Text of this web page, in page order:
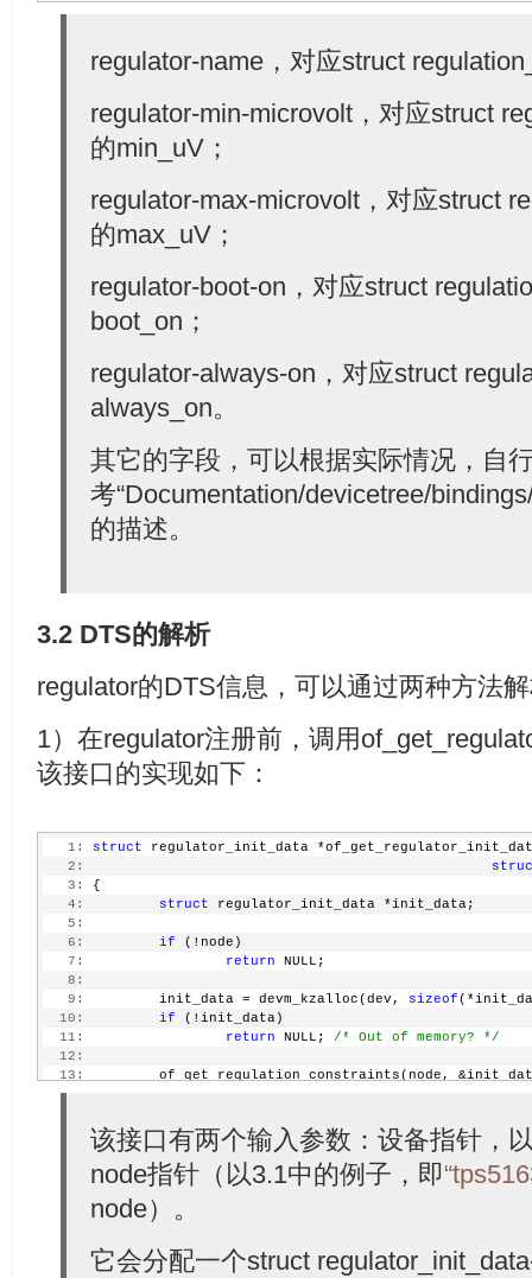
regulator-name，对应struct
regulator-min-microvolt，对应struct
的min_uV；
regulator-max-microvolt，对应struct
的max_uV；
regulator-boot-on，对应struct
boot_on；
regulator-always-on，对应struct
always_on。
其它的字段，可以根据实际情况，自
考“Documentation/devicetree/
的描述。
3.2 DTS的解析
regulator的DTS信息，可以通过两种方法
1）在regulator注册前，调用
该接口的实现如下：
   1:
struct regulator_init_data
   2:
   3:
{
   4:
struct regulator_init_data *init_data;
   5:
   6:
if (!node)
   7:
return NULL;
   8:
   9:
         init_data = devm_kzalloc(dev,
sizeof
  10:
if (!init_data)
  11:
return NULL; /* Out of memory? */
  12:
  13:
of_get_regulation_constraints(node,
  14:
EXPORT_SYMBOL_GPL(of_get_regulator_init_data);
该接口有两个输入参数：设备指针，
node指针（以3.1中的例子，即
node）。
它会分配一个struct